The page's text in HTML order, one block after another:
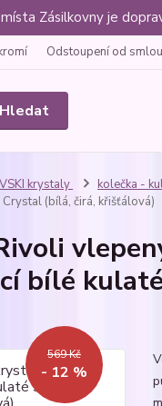
Zásilkovny je
Odstoupení od
Hledat
krystaly kolečka -
(bílá, čirá, křišťálová)
bílé
569 Kč
- 12 %